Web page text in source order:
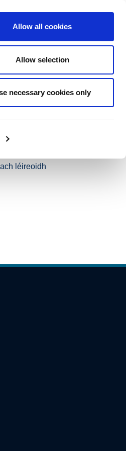
Allow all cookies
Allow selection
necessary cookies only
Linkedin
Twitter
léireoidh